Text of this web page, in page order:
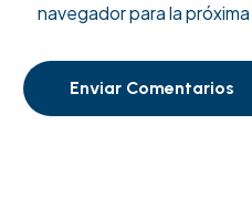
navegador para la
Enviar Comentarios